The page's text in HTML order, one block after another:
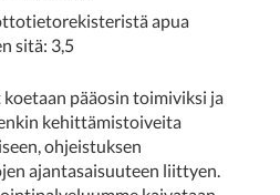
apua
sitä: 3,5
pääosin toimiviksi ja
kehittämistoiveita
ohjeistuksen
ajantasaisuuteen liittyen.